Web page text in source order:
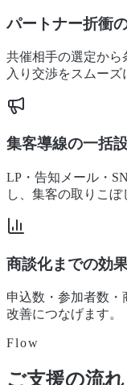
パートナー折衝
共催相手の選定から
入り交渉をスムーズ
集客導線の一括
LP・告知メール・
し、集客の取りこぼ
商談化までの効
申込数・参加者数
改善につなげます。
Flow
ご支援の流れ